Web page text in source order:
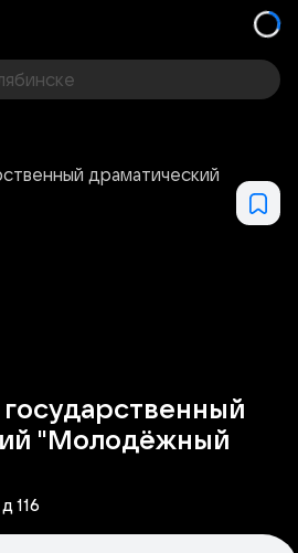
"Молодёжный
116